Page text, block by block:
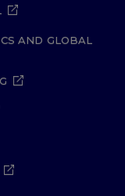
AND GLOBAL